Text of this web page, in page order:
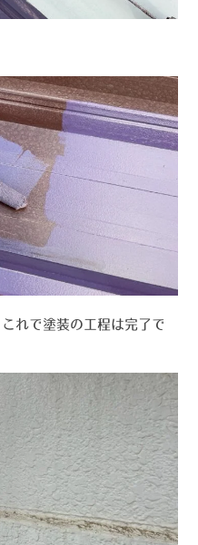
れで塗装の工程は完了で